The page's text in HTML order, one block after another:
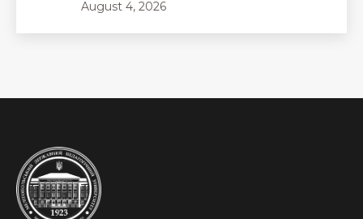
August 4, 2026